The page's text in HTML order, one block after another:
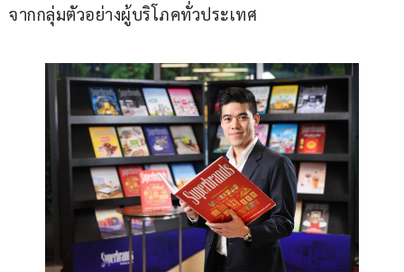
จากกลุ่มตัวอย่างผู้บริโภคทั่วประเทศ